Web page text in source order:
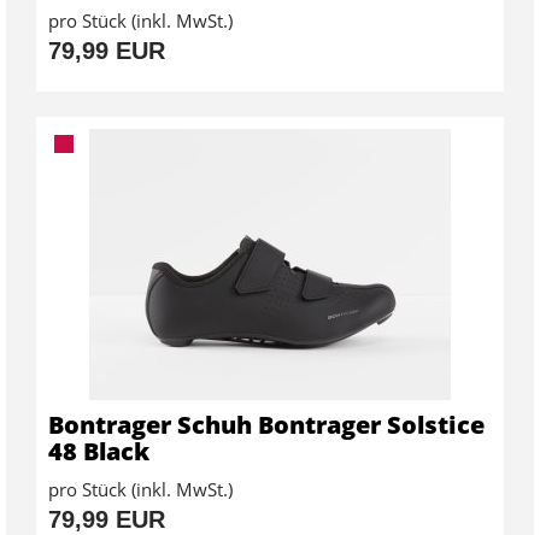
pro Stück (inkl. MwSt.)
79,99 EUR
Bontrager Schuh Bontrager Solstice
48 Black
pro Stück (inkl. MwSt.)
79,99 EUR